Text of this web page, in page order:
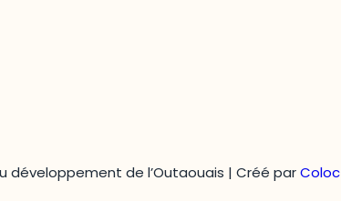
développement de l’Outaouais | Créé parColoc